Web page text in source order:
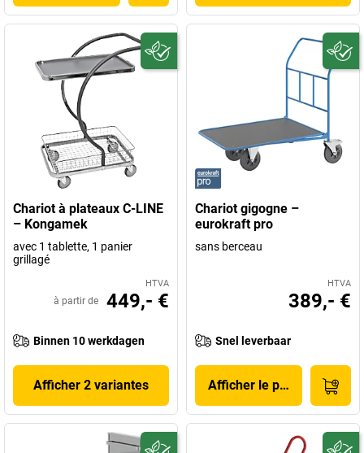
Chariot à plateaux C-LINE
– Kongamek
avec 1 tablette, 1 panier
grillagé
HTVA
à partir de 449,- €
Binnen 10 werkdagen
Afficher 2 variantes
Chariot gigogne –
eurokraft pro
sans berceau
HTVA
389,- €
Snel leverbaar
Afficher le produit